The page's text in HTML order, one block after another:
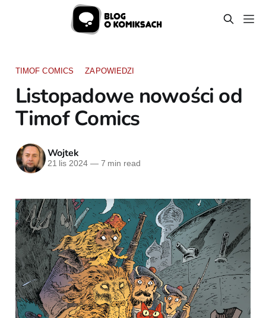
TIMOF COMICS ZAPOWIEDZI
Listopadowe nowości od
Timof Comics
Wojtek
21 lis 2024 —7 min read